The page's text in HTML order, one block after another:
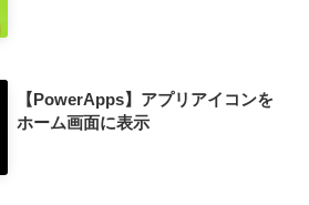
【PowerApps】アプリアイコンを
ホーム画面に表示